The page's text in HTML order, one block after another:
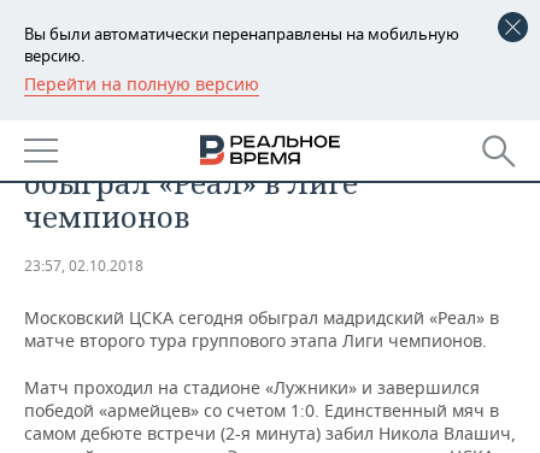
Вы были автоматически перенаправлены на мобильную
версию.
Перейти на полную версию
РЕГИОНЫ
БАШКОРТОСТАН
ТАТАРСТАН
НОВОСТИ
АНАЛИТИКА
ДЕКЛАРАЦИИ О ДОХОДАХ
ВУЗЫ ТАТАРСТАНА
НОВОСТИ ЭКОНОМИКИ
БАНКИ
ПРОМЫШЛЕННОСТЬ
ПРОМЫШЛЕННОСТИ
АГРОПРОМ
НОВОСТИ НЕДВИЖИМОСТИ
АВТО
ЦСКА с минимальным счетом
обыграл «Реал» в Лиге
чемпионов
23:57, 02.10.2018
Московский ЦСКА сегодня обыграл мадридский «Реал» в
матче второго тура группового этапа Лиги чемпионов.
Матч проходил на стадионе «Лужники» и завершился
победой «армейцев» со счетом 1:0. Единственный мяч в
самом дебюте встречи (2-я минута) забил Никола Влашич,